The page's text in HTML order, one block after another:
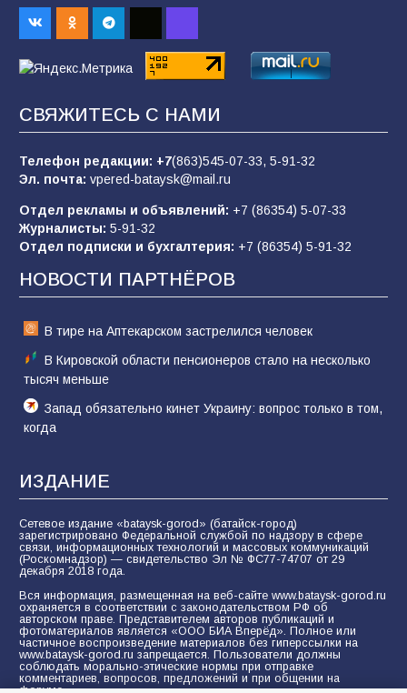
заявления о мобилизации — это
пропагандистский вброс
01.08.2026
«Слухами Москву не возьмёшь»: почему
заявления Киева о мобилизации — это
отчаяние, а не разведка
81 02.08.2026
Морской квест в детском саду: как
воспитанники спасали Нептуна
74 01.08.2026
СВЯЖИТЕСЬ С НАМИ
Телефон редакции: +7(863)545-07-33, 5-91-32
Эл. почта: vpered-bataysk@mail.ru
Отдел рекламы и объявлений: +7 (86354) 5-07-33
Журналисты: 5-91-32
Отдел подписки и бухгалтерия: +7 (86354) 5-91-32
НОВОСТИ ПАРТНЁРОВ
В тире на Аптекарском застрелился человек
В Кировской области пенсионеров стало на несколько
тысяч меньше
Запад обязательно кинет Украину: вопрос только в том,
когда
ИЗДАНИЕ
Сетевое издание «bataysk-gorod» (батайск-город)
зарегистрировано Федеральной службой по надзору в сфере
связи, информационных технологий и массовых коммуникаций
(Роскомнадзор) — свидетельство Эл № ФС77-74707 от 29
декабря 2018 года.
Вся информация, размещенная на веб-сайте www.bataysk-gorod.ru
охраняется в соответствии с законодательством РФ об
авторском праве. Представителем авторов публикаций и
фотоматериалов является «ООО БИА Вперёд». Полное или
частичное воспроизведение материалов без гиперссылки на
www.bataysk-gorod.ru запрещается. Пользователи должны
соблюдать морально-этические нормы при отправке
комментариев, вопросов, предложений и при общении на
форуме.